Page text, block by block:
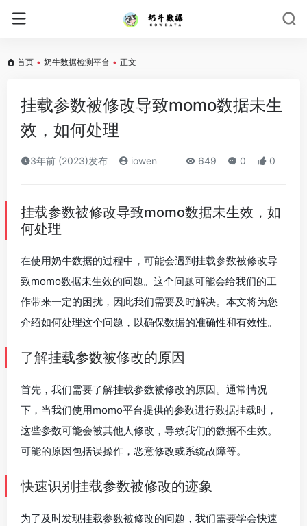
首页 • 奶牛数据检测平台 • 正文
挂载参数被修改导致momo数据未生
效，如何处理
3年前 (2023)发布 iowen 649 0 0
挂载参数被修改导致momo数据未生效，如
何处理
在使用奶牛数据的过程中，可能会遇到挂载参数被修改导
致momo数据未生效的问题。这个问题可能会给我们的工
作带来一定的困扰，因此我们需要及时解决。本文将为您
介绍如何处理这个问题，以确保数据的准确性和有效性。
了解挂载参数被修改的原因
首先，我们需要了解挂载参数被修改的原因。通常情况
下，当我们使用momo平台提供的参数进行数据挂载时，
这些参数可能会被其他人修改，导致我们的数据不生效。
可能的原因包括误操作，恶意修改或系统故障等。
快速识别挂载参数被修改的迹象
为了及时发现挂载参数被修改的问题，我们需要学会快速